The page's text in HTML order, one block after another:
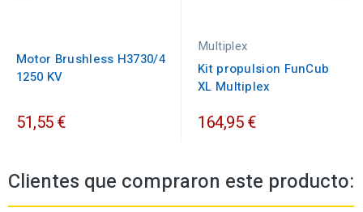
Motor Brushless H3730/4
1250 KV
51,55 €
Multiplex
Kit propulsion FunCub
XL Multiplex
164,95 €
Clientes que compraron este producto: